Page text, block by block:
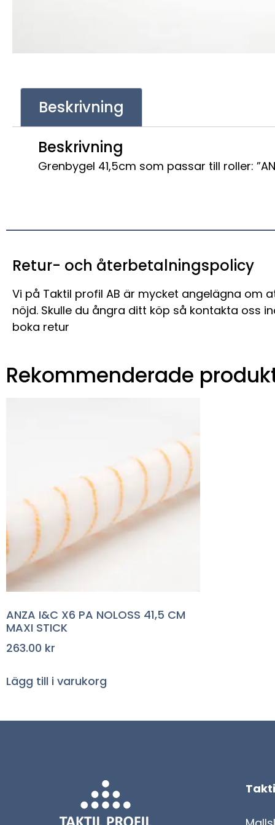
Beskrivning
Beskrivning
Grenbygel 41,5cm som passar till roller:
Retur- och återbetalningspolicy
Vi på Taktil profil AB är mycket angelägna om
nöjd. Skulle du ångra ditt köp så kontakta oss
boka retur
Rekommenderade
ANZA I&C X6 PA NOLOSS 41,5 CM
MAXI STICK
263.00 kr
Lägg till i varukorg